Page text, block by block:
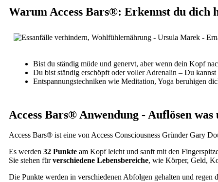
Warum Access Bars®: Erkennst du dich
Bist du ständig müde und genervt, aber wenn dein Kopf
Du bist ständig erschöpft oder voller Adrenalin – Du
Entspannungstechniken wie Meditation, Yoga beruhigen
Access Bars® Anwendung - Auflösen was
Access Bars® ist eine von Access Consciousness Gründer Gary
Es werden 32 Punkte am Kopf leicht und sanft mit den
Sie stehen fürverschiedene Lebensbereiche, wie Körper, Geld,
Die Punkte werden in verschiedenen Abfolgen gehalten und